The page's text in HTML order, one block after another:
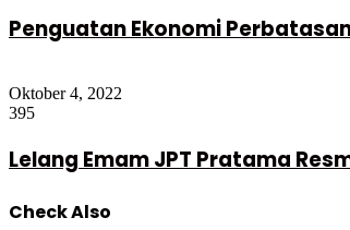
Penguatan Ekonomi
Oktober 4, 2022
395
Lelang Emam JPT Pratama
Check Also